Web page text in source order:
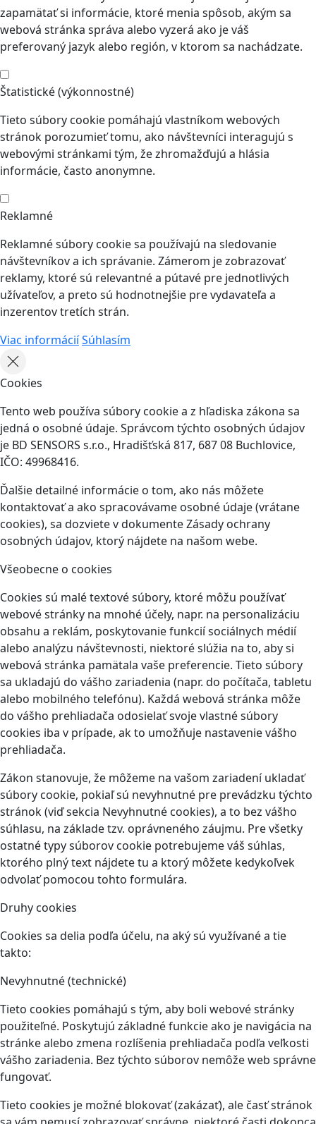
zapamätať si informácie, ktoré menia spôsob, akým sa
webová stránka správa alebo vyzerá ako je váš
preferovaný jazyk alebo región, v ktorom sa nachádzate.
Štatistické (výkonnostné)
Tieto súbory cookie pomáhajú vlastníkom webových
stránok porozumieť tomu, ako návštevníci interagujú s
webovými stránkami tým, že zhromažďujú a hlásia
informácie, často anonymne.
Reklamné
Reklamné súbory cookie sa používajú na sledovanie
návštevníkov a ich správanie. Zámerom je zobrazovať
reklamy, ktoré sú relevantné a pútavé pre jednotlivých
užívateľov, a preto sú hodnotnejšie pre vydavateľa a
inzerentov tretích strán.
Viac informáciíSúhlasím
Cookies
Tento web používa súbory cookie a z hľadiska zákona sa
jedná o osobné údaje. Správcom týchto osobných údajov
je BD SENSORS s.r.o., Hradišťská 817, 687 08 Buchlovice,
IČO: 49968416.
Ďalšie detailné informácie o tom, ako nás môžete
kontaktovať a ako spracovávame osobné údaje (vrátane
cookies), sa dozviete v dokumente Zásady ochrany
osobných údajov, ktorý nájdete na našom webe.
Všeobecne o cookies
Cookies sú malé textové súbory, ktoré môžu používať
webové stránky na mnohé účely, napr. na personalizáciu
obsahu a reklám, poskytovanie funkcií sociálnych médií
alebo analýzu návštevnosti, niektoré slúžia na to, aby si
webová stránka pamätala vaše preferencie. Tieto súbory
sa ukladajú do vášho zariadenia (napr. do počítača, tabletu
alebo mobilného telefónu). Každá webová stránka môže
do vášho prehliadača odosielať svoje vlastné súbory
cookies iba v prípade, ak to umožňuje nastavenie vášho
prehliadača.
Zákon stanovuje, že môžeme na vašom zariadení ukladať
súbory cookie, pokiaľ sú nevyhnutné pre prevádzku týchto
stránok (viď sekcia Nevyhnutné cookies), a to bez vášho
súhlasu, na základe tzv. oprávneného záujmu. Pre všetky
ostatné typy súborov cookie potrebujeme váš súhlas,
ktorého plný text nájdete tu a ktorý môžete kedykoľvek
odvolať pomocou tohto formulára.
Druhy cookies
Cookies sa delia podľa účelu, na aký sú využívané a tie
takto:
Nevyhnutné (technické)
Tieto cookies pomáhajú s tým, aby boli webové stránky
použiteľné. Poskytujú základné funkcie ako je navigácia na
stránke alebo zmena rozlíšenia prehliadača podľa veľkosti
vášho zariadenia. Bez týchto súborov nemôže web správne
fungovať.
Tieto cookies je možné blokovať (zakázať), ale časť stránok